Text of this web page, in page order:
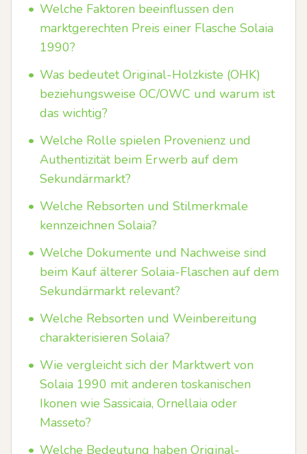
• Welche Faktoren beeinflussen den
marktgerechten Preis einer Flasche Solaia
1990?
• Was bedeutet Original-Holzkiste (OHK)
beziehungsweise OC/OWC und warum ist
das wichtig?
• Welche Rolle spielen Provenienz und
Authentizität beim Erwerb auf dem
Sekundärmarkt?
• Welche Rebsorten und Stilmerkmale
kennzeichnen Solaia?
• Welche Dokumente und Nachweise sind
beim Kauf älterer Solaia-Flaschen auf dem
Sekundärmarkt relevant?
• Welche Rebsorten und Weinbereitung
charakterisieren Solaia?
• Wie vergleicht sich der Marktwert von
Solaia 1990 mit anderen toskanischen
Ikonen wie Sassicaia, Ornellaia oder
Masseto?
• Welche Bedeutung haben Original-